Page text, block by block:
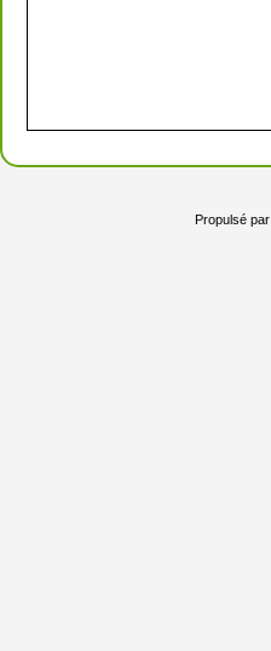
Propulsé par